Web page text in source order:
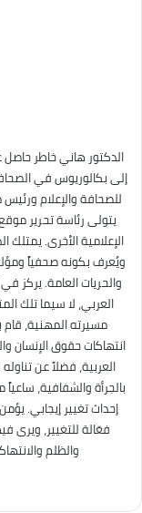
الدكتور هاني خاطر حاصل
إلى بكالوريوس في
للصحافة والإعلام
يتولى رئاسة تحرير
الإعلامية الأخرى.
ويُعرف بكونه صحفياً
والحريات العامة. يركز
العربي، لا سيما تلك
مسيرته المهنية،
انتهاكات حقوق الإنسان
العربية، فضلاً عن
بالجرأة والشفافية،
إحداث تغيير إيجابي.
فعّالة للتغيير، ويرى
والظلم